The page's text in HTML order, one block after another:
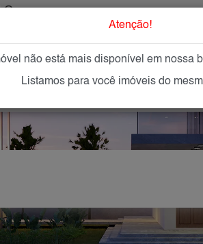
IMÓVEIS NOVOS
Atenção!
não está mais disponível em nossa
Listamos para você imóveis do